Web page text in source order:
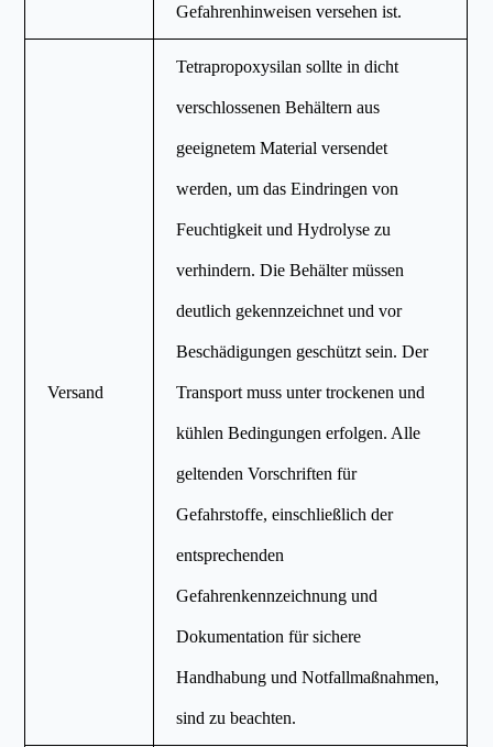
Gefahrenhinweisen versehen ist.
Versand
Tetrapropoxysilan sollte in dicht
verschlossenen Behältern aus
geeignetem Material versendet
werden, um das Eindringen von
Feuchtigkeit und Hydrolyse zu
verhindern. Die Behälter müssen
deutlich gekennzeichnet und vor
Beschädigungen geschützt sein. Der
Transport muss unter trockenen und
kühlen Bedingungen erfolgen. Alle
geltenden Vorschriften für
Gefahrstoffe, einschließlich der
entsprechenden
Gefahrenkennzeichnung und
Dokumentation für sichere
Handhabung und Notfallmaßnahmen,
sind zu beachten.